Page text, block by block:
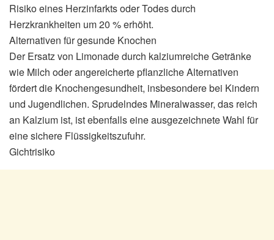
Risiko eines Herzinfarkts oder Todes durch
Herzkrankheiten um 20 % erhöht.
Alternativen für gesunde Knochen
Der Ersatz von Limonade durch kalziumreiche Getränke
wie Milch oder angereicherte pflanzliche Alternativen
fördert die Knochengesundheit, insbesondere bei Kindern
und Jugendlichen. Sprudelndes Mineralwasser, das reich
an Kalzium ist, ist ebenfalls eine ausgezeichnete Wahl für
eine sichere Flüssigkeitszufuhr.
Gichtrisiko